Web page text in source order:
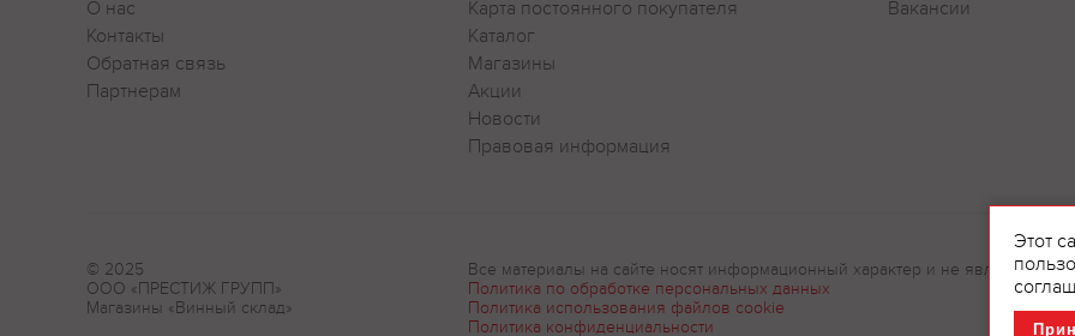
О нас
Контакты
Обратная связь
Партнерам
Карта постоянного покупателя
Каталог
Магазины
Акции
Новости
Правовая информация
Вакансии
© 2025
ООО «ПРЕСТИЖ ГРУПП»
Магазины «Винный склад»
Все материалы на сайте носят информационный характер и не являются
Политика по обработке персональных данных
Политика использования файлов cookie
Политика конфиденциальности
Этот